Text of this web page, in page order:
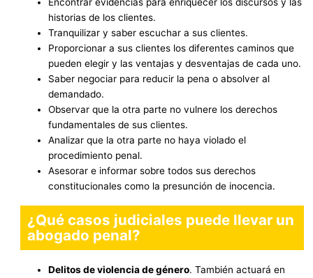
historias de los clientes.
Tranquilizar y saber escuchar a sus clientes.
Proporcionar a sus clientes los diferentes caminos que
pueden elegir y las ventajas y desventajas de cada uno.
Saber negociar para reducir la pena o absolver al
demandado.
Observar que la otra parte no vulnere los derechos
fundamentales de sus clientes.
Analizar que la otra parte no haya violado el
procedimiento penal.
Asesorar e informar sobre todos sus derechos
constitucionales como la presunción de inocencia.
¿Qué casos judiciales puede llevar un
abogado penal?
Delitos de violencia de género. También actuará en